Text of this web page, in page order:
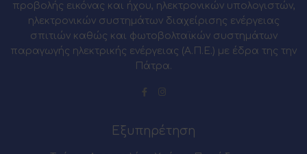
προβολής εικόνας και ήχου, ηλεκτρονικών υπολογιστών,
ηλεκτρονικών συστημάτων διαχείρισης ενέργειας
σπιτιών καθώς και φωτοβολταϊκών συστημάτων
παραγωγής ηλεκτρικής ενέργειας (Α.Π.Ε.) με έδρα της την
Πάτρα.
Εξυπηρέτηση